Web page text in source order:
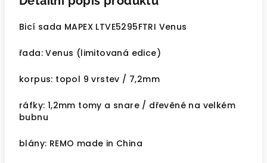
Bicí sada MAPEX LTVE5295FTRI Venus
řada: Venus (limitovaná edice)
korpus: topol 9 vrstev / 7,2mm
ráfky: 1,2mm tomy a snare / dřevěné na velkém
bubnu
blány: REMO made in China